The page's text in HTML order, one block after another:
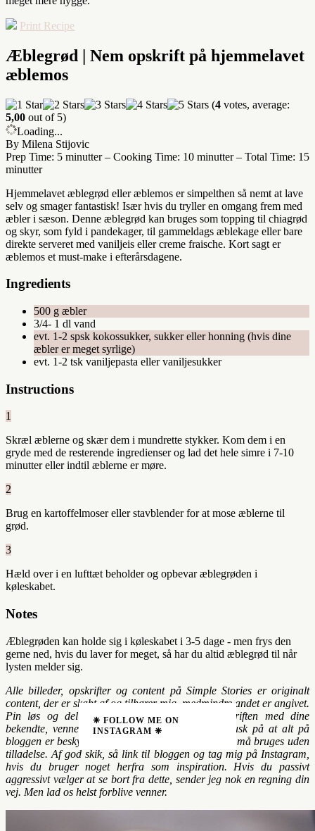
Print Recipe
Æblegrød | Nem opskrift på hjemmelavet
æblemos
(4 votes, average:
5,00 out of 5)
Loading...
By Milena Stijovic
Prep Time: 5 minutter – Cooking Time: 10 minutter– Total Time: 15
minutter
Hjemmelavet æblegrød eller æblemos er simpelthen så nemt at lave
selv og smager fantastisk! Især hvis du tryller en omgang frem med
æbler i sæson. Denne æblegrød kan bruges som topping til chiagrød
og skyr, som fyld i pandekager, til gammeldags æblekage eller bare
direkte serveret med vaniljeis eller creme fraische. Kort sagt er
æblemos et must-make i efterårsdagene.
Ingredients
500 g æbler
3/4- 1 dl vand
evt. 1-2 spsk kokossukker, sukker eller honning (hvis dine
æbler er meget syrlige)
evt. 1-2 tsk vaniljepasta eller vaniljesukker
Instructions
1
Skræl æblerne og skær dem i mundrette stykker. Kom dem i en
gryde med de resterende ingredienser og lad det hele simre i 7-10
minutter eller indtil æblerne er møre.
2
Brug en kartoffelmoser eller stavblender for at mose æblerne til
grød.
3
Hæld over i en lufttæt beholder og opbevar æblegrøden i
køleskabet.
Notes
Æblegrøden kan holde sig i køleskabet i 3-5 dage - men frys den
gerne ned, hvis du laver for meget, så har du altid æblegrød til når
lysten melder sig.
Alle billeder, opskrifter og content på Simple Stories er originalt
content, der er skabt af og tilhører mig, medmindre andet er angivet.
Pin løs og del mere end gerne indlægget/opskriften med dine
bekendte, venner, hund og noget fjerende men husk på at alt på
bloggen er beskyttet af ophavsretten, og intet af det må bruges uden
tilladelse. Af god skik, så link til bloggen og tag mig på Instagram,
hvis du bruger noget herfra som inspiration. Hvis du passivt
aggressivt vælger at se bort fra dette, sender jeg nok en regning din
vej. Men lad os helst forblive venner.
❈ FOLLOW ME ON
INSTAGRAM ❈